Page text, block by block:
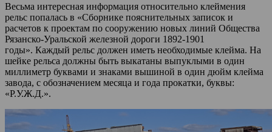
Весьма интересная информация относительно клеймения
рельс попалась в «Сборнике пояснительных записок и
расчетов к проектам по сооружению новых линий Общества
Рязанско-Уральской железной дороги 1892-1901
годы». Каждый рельс должен иметь необходимые клейма. На
шейке рельса должны быть выкатаны выпуклыми в один
миллиметр буквами и знаками вышиной в один дюйм клейма
завода, с обозначением месяца и года прокатки, буквы:
«Р.У.Ж.Д.».